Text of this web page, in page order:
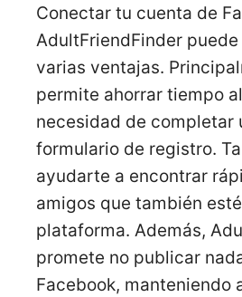
Conectar tu cuenta de
AdultFriendFinder
varias ventajas.
permite ahorrar tiempo
necesidad de completar
formulario de registro.
ayudarte a encontrar
amigos que también
plataforma. Además,
promete no publicar
Facebook, manteniendo